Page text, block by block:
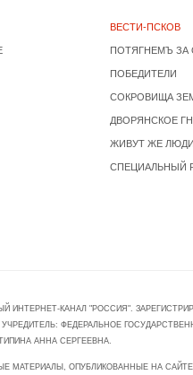
ВЕСТИ-ПСКОВ
ПОТЯГНЕМЪ ЗА
ПОБЕДИТЕЛИ
СОКРОВИЩА
ДВОРЯНСКОЕ
ЖИВУТ ЖЕ ЛЮДИ
СПЕЦИАЛЬНЫЙ
ИНТЕРНЕТ-КАНАЛ "РОССИЯ".
УЧРЕДИТЕЛЬ: ФЕДЕРАЛЬНОЕ
АННА СЕРГЕЕВНА.
МАТЕРИАЛЫ, ОПУБЛИКОВАННЫЕ НА